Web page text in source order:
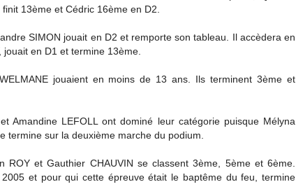
13ème et Cédric 16ème en D2.
SIMON jouait en D2 et remporte son tableau. Il accèdera en
jouait en D1 et termine 13ème.
jouaient en moins de 13 ans. Ils terminent 3ème et
Amandine LEFOLL ont dominé leur catégorie puisque Mélyna
termine sur la deuxième marche du podium.
ROY et Gauthier CHAUVIN se classent 3ème, 5ème et 6ème.
et pour qui cette épreuve était le baptême du feu, termine